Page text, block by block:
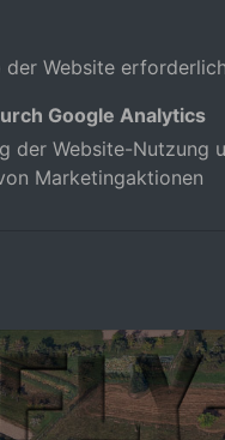
der Website
Google Analytics
der Website-Nutzung
Marketingaktionen